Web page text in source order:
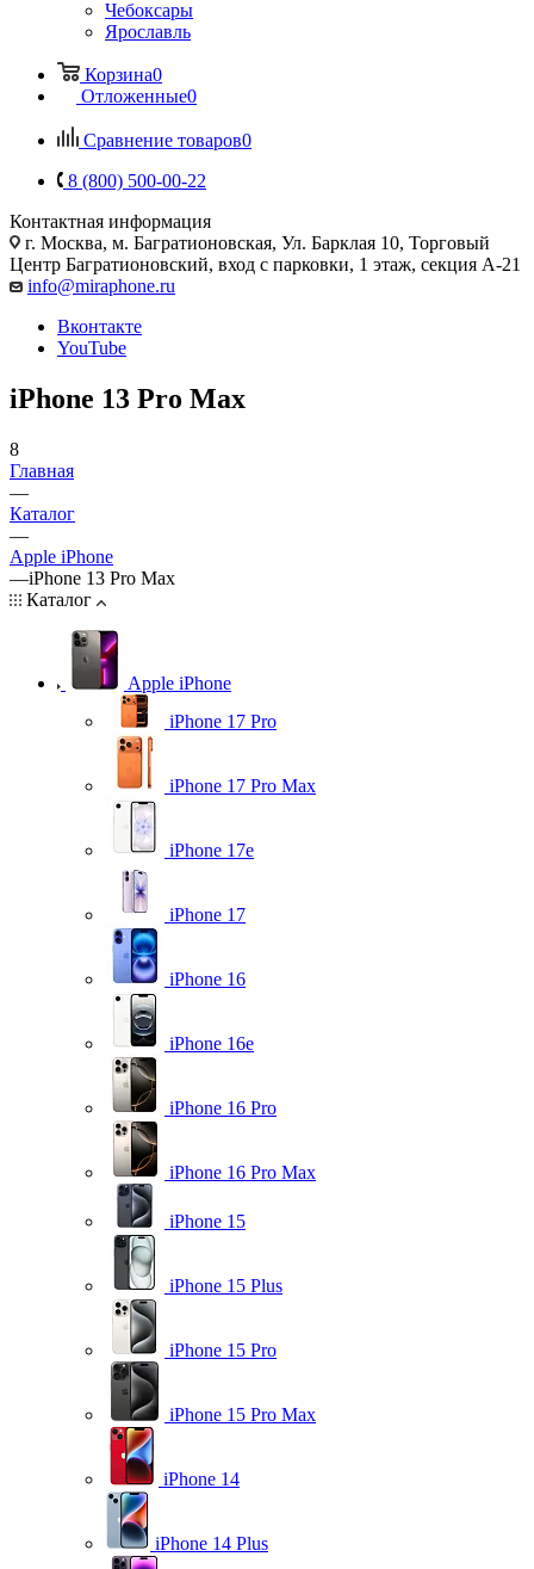
Чебоксары
Ярославль
Корзина0
Отложенные0
Сравнение товаров0
8 (800) 500-00-22
Контактная информация
г. Москва, м. Багратионовская, Ул. Барклая 10, Торговый
Центр Багратионовский, вход с парковки, 1 этаж, секция А-21
info@miraphone.ru
Вконтакте
YouTube
iPhone 13 Pro Max
8
Главная
—
Каталог
—
Apple iPhone
—iPhone 13 Pro Max
Каталог
Apple iPhone
iPhone 17 Pro
iPhone 17 Pro Max
iPhone 17e
iPhone 17
iPhone 16
iPhone 16e
iPhone 16 Pro
iPhone 16 Pro Max
iPhone 15
iPhone 15 Plus
iPhone 15 Pro
iPhone 15 Pro Max
iPhone 14
iPhone 14 Plus